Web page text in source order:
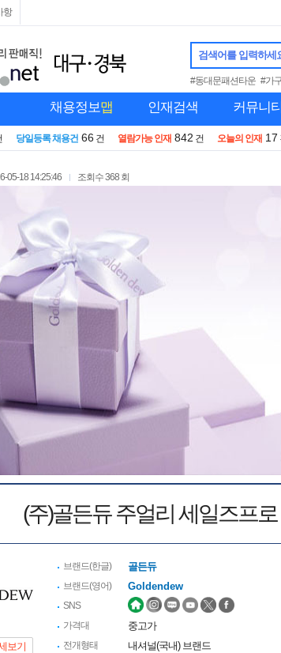
항
검색어를 입력하세
#동대문패션타운 #가
채용정보맵 인재검색 커뮤니티
당일등록 채용건 66 건 열람가능 인재 842 건 오늘의 인재 17
05-18 14:25:46 조회수368 회
(주)골든듀 주얼리 세일즈프
보기
브랜드(한글) 골든듀
브랜드(영어) Goldendew
SNS
가격대
중고가
전개형태 내셔널(국내) 브랜드